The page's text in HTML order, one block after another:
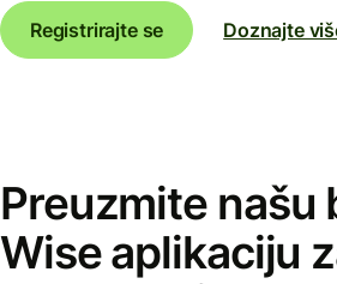
Registrirajte se
Doznajte
Preuzmite našu
Wise aplikaciju